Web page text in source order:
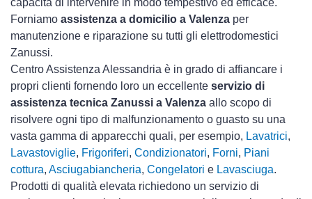
capacità di intervenire in modo tempestivo ed efficace.
Forniamo assistenza a domicilio a Valenza per
manutenzione e riparazione su tutti gli elettrodomestici
Zanussi.
Centro Assistenza Alessandria è in grado di affiancare i
propri clienti fornendo loro un eccellente servizio di
assistenza tecnica Zanussi a Valenza allo scopo di
risolvere ogni tipo di malfunzionamento o guasto su una
vasta gamma di apparecchi quali, per esempio, Lavatrici,
Lavastoviglie, Frigoriferi, Condizionatori, Forni, Piani
cottura, Asciugabiancheria, Congelatori e Lavasciuga.
Prodotti di qualità elevata richiedono un servizio di